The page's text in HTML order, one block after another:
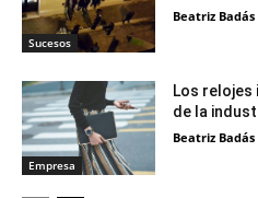
Sucesos
Beatriz Badás
Empresa
Los
de la
Beatriz Badás